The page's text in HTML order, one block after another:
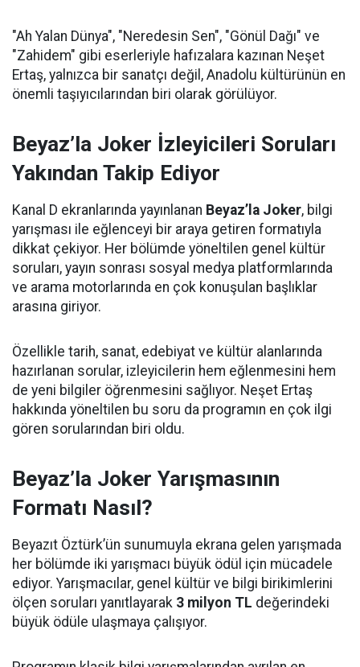
"Ah Yalan Dünya", "Neredesin Sen", "Gönül Dağı" ve
"Zahidem" gibi eserleriyle hafızalara kazınan Neşet
Ertaş, yalnızca bir sanatçı değil, Anadolu kültürünün en
önemli taşıyıcılarından biri olarak görülüyor.
Beyaz’la Joker İzleyicileri Soruları
Yakından Takip Ediyor
Kanal D ekranlarında yayınlanan Beyaz’la Joker, bilgi
yarışması ile eğlenceyi bir araya getiren formatıyla
dikkat çekiyor. Her bölümde yöneltilen genel kültür
soruları, yayın sonrası sosyal medya platformlarında
ve arama motorlarında en çok konuşulan başlıklar
arasına giriyor.
Özellikle tarih, sanat, edebiyat ve kültür alanlarında
hazırlanan sorular, izleyicilerin hem eğlenmesini hem
de yeni bilgiler öğrenmesini sağlıyor. Neşet Ertaş
hakkında yöneltilen bu soru da programın en çok ilgi
gören sorularından biri oldu.
Beyaz’la Joker Yarışmasının
Formatı Nasıl?
Beyazıt Öztürk’ün sunumuyla ekrana gelen yarışmada
her bölümde iki yarışmacı büyük ödül için mücadele
ediyor. Yarışmacılar, genel kültür ve bilgi birikimlerini
ölçen soruları yanıtlayarak 3 milyon TL değerindeki
büyük ödüle ulaşmaya çalışıyor.